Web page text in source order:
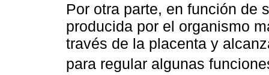
Por otra parte, en función de
producida por el organismo
través de la placenta y
para regular algunas